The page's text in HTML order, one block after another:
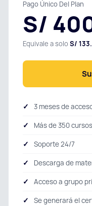
Pago Único Del Plan
S/
Equivale a solo S/
3 meses de
Más de 350 cursos
Soporte 24/7
Descarga de
Acceso a grupo
Se generará el